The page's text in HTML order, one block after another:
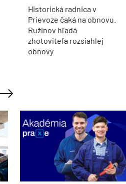
Historická radnica v
Prievoze čaká na obnovu.
Ružinov hľadá
zhotoviteľa rozsiahlej
obnovy